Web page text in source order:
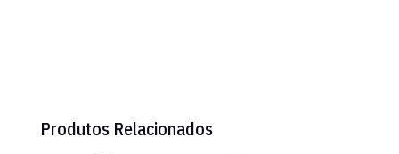
Produtos Relacionados